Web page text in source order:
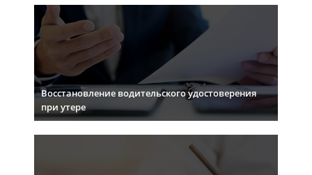
Восстановление водительского удостоверения
при утере